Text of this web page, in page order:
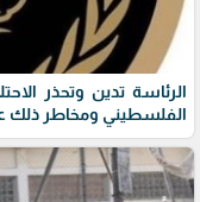
الرئاسة تدين وتحذر
الفلسطيني ومخاطر ذلك